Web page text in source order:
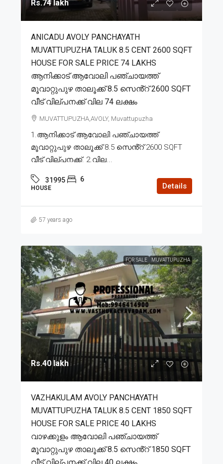
Rs.74 lakh
ANICADU AVOLY PANCHAYATH
MUVATTUPUZHA TALUK 8.5 CENT 2600 SQFT
HOUSE FOR SALE PRICE 74 LAKHS
ആനിക്കാട് ആവോലി പഞ്ചായത്ത്
മൂവാറ്റുപുഴ താലൂക്ക് 8.5 സെൻ്റ് 2600 SQFT
വീട് വില്പനക്ക് വില 74 ലക്ഷം
MUVATTUPUZHA,AVOLY, Muvattupuzha
1.ആനിക്കാട് ആവോലി പഞ്ചായത്ത്
മൂവാറ്റുപുഴ താലൂക്ക് 8.5 സെൻ്റ് 2600 SQFT
വീട് വില്പനക്ക്. 2.വില...
31995 6
HOUSE Details
57 years ago
FOR SALE MUVATTUPUZHA
Rs.40 lakh
VAZHAKULAM AVOLY PANCHAYATH
MUVATTUPUZHA TALUK 8.5 CENT 1850 SQFT
HOUSE FOR SALE PRICE 40 LAKHS
വാഴക്കുളം ആവോലി പഞ്ചായത്ത്
മൂവാറ്റുപുഴ താലൂക്ക് 8.5 സെൻ്റ് 1850 SQFT
വീട് വില്പനക്ക് വില 40 ലക്ഷം